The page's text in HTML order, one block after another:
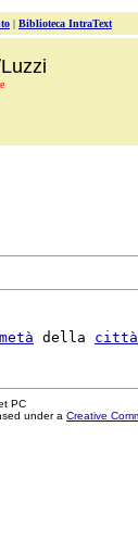
| Biblioteca IntraText
metà della città
PC
under a Creative